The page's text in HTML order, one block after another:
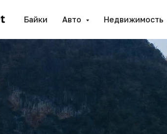
Байки Авто Недвижимость